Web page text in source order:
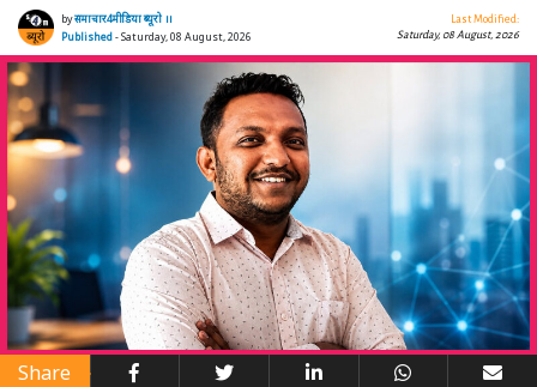
byसमाचार4मीडिया ब्यूरो ।।
Published- Saturday, 08 August, 2026
Last Modified:
Saturday, 08 August, 2026
Share